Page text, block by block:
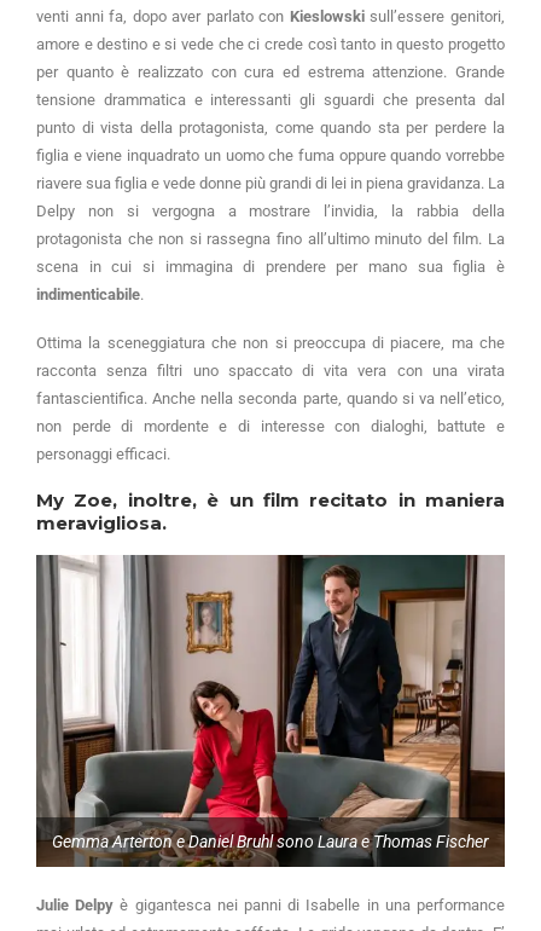
venti anni fa, dopo aver parlato con Kieslowskisull’essere genitori,
amore e destino e si vede che ci crede così tanto in questo progetto
per quanto è realizzato con cura ed estrema attenzione. Grande
tensione drammatica e interessanti gli sguardi che presenta dal
punto di vista della protagonista, come quando sta per perdere la
figlia e viene inquadrato un uomo che fuma oppure quando vorrebbe
riavere sua figlia e vede donne più grandi di lei in piena gravidanza. La
Delpy non si vergogna a mostrare l’invidia, la rabbia della
protagonista che non si rassegna fino all’ultimo minuto del film. La
scena in cui si immagina di prendere per mano sua figlia è
indimenticabile.
Ottima la sceneggiatura che non si preoccupa di piacere, ma che
racconta senza filtri uno spaccato di vita vera con una virata
fantascientifica. Anche nella seconda parte, quando si va nell’etico,
non perde di mordente e di interesse con dialoghi, battute e
personaggi efficaci.
My Zoe, inoltre, è un film recitato in maniera
meravigliosa.
Gemma Arterton e Daniel Bruhl sono Laura e Thomas Fischer
Julie Delpy è gigantesca nei panni di Isabelle in una performance